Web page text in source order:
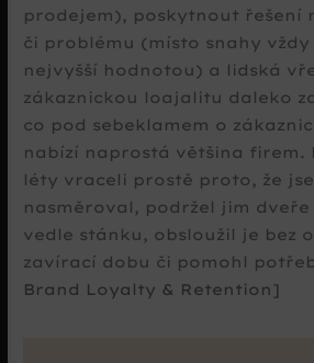
prodejem), poskytnout řešení
či problému (místo snahy
nejvyšší hodnotou) a lidská
zákaznickou loajalitu daleko
co pod sebeklamem o
nabízí naprostá většina firem.
léty vraceli prostě proto, že
nasměroval, podržel jim
vedle stánku, obsloužil je bez
zavírací dobu či pomohl
Brand Loyalty & Retention]